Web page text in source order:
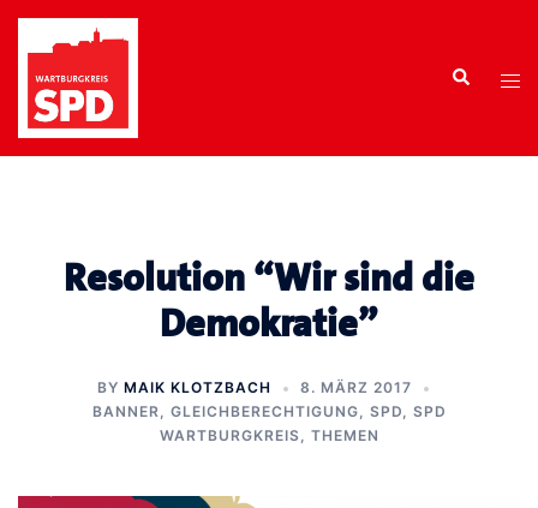
Zum
springen
Search
Resolution “Wir sind die
Demokratie”
BY MAIK KLOTZBACH
8. MÄRZ 2017
BANNER, GLEICHBERECHTIGUNG, SPD, SPD
WARTBURGKREIS, THEMEN